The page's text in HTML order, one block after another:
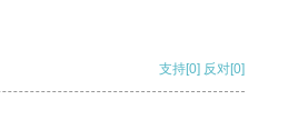
支持[0] 反对[0]